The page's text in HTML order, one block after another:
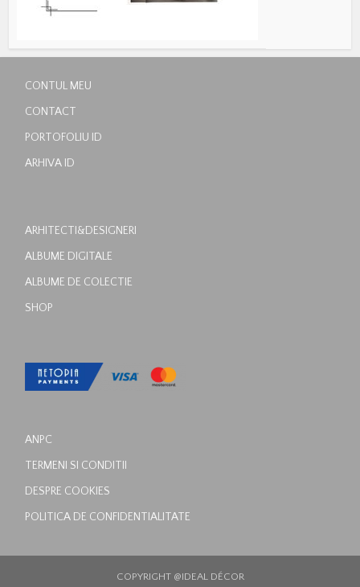
CONTUL MEU
CONTACT
PORTOFOLIU ID
ARHIVA ID
ARHITECTI&DESIGNERI
ALBUME DIGITALE
ALBUME DE COLECTIE
SHOP
ANPC
TERMENI SI CONDITII
DESPRE COOKIES
POLITICA DE CONFIDENTIALITATE
COPYRIGHT @IDEAL DÉCOR